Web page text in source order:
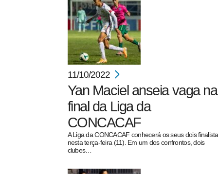
11/10/2022
Yan Maciel anseia vaga na
final da Liga da
CONCACAF
A Liga da CONCACAF conhecerá os seus dois
nesta terça-feira (11). Em um dos confrontos, dois
clubes…